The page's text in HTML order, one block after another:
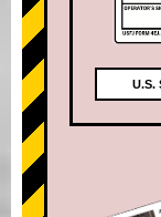
U.S.